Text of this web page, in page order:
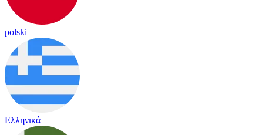
polski
Ελληνικά